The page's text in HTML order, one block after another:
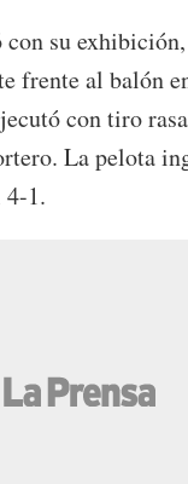
su
frente al balón
con tiro
La pelota
4-1.